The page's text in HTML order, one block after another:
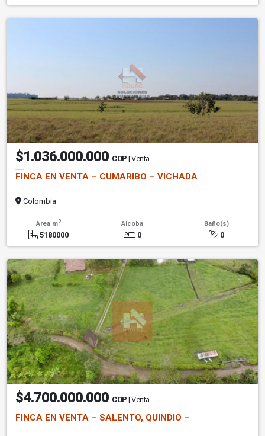
$1.036.000.000 COP | Venta
FINCA EN VENTA – CUMARIBO – VICHADA
Colombia
Área m2
5180000
Alcoba
0
Baño(s)
0
$4.700.000.000 COP | Venta
FINCA EN VENTA – SALENTO, QUINDIO –